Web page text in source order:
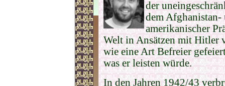
der
dem
amerikanischer
Welt in Ansätzen mit Hitler
wie eine Art Befreier
was er leisten würde.
In den Jahren 1942/43